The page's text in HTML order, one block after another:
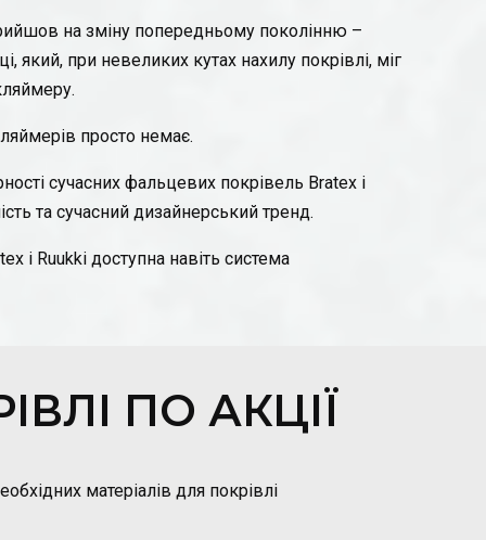
на зміну попередньому поколінню –
який, при невеликих кутах нахилу покрівлі, міг
просто немає.
сучасних фальцевих покрівель Bratex і
та сучасний дизайнерський тренд.
і Ruukki доступна навіть система
ПО АКЦІЇ
матеріалів для покрівлі